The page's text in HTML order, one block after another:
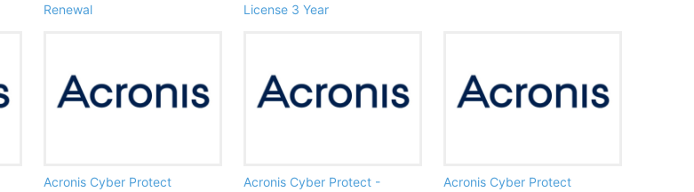
Renewal
License 3 Year
Acronis Cyber Protect
Acronis Cyber Protect -
Acronis Cyber Protect